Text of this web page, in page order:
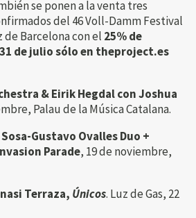
se ponen a la venta tres
del 46 Voll-Damm Festival
Barcelona con el 25% de
de julio sólo en theproject.es
& Eirik Hegdal con Joshua
Palau de la Música Catalana.
Gustavo Ovalles Duo +
Parade, 19 de noviembre,
Terraza, Únicos. Luz de Gas, 22